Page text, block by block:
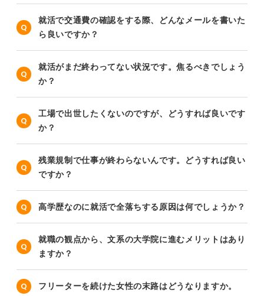
就活で交通費の確認をする際、どんなメールを書いた
ら良いですか？
就活がまだ終わってない状況です。焦るべきでしょう
か？
工場で出世したくないのですが、どうすれば良いです
か？
残業規制で仕事が終わらないんです。どうすれば良い
ですか？
高学歴なのに就活で全落ちする原因は何でしょうか？
就職の観点から、文系の大学院に進むメリットはあり
ますか？
フリーターを続けた女性の末路はどうなりますか。